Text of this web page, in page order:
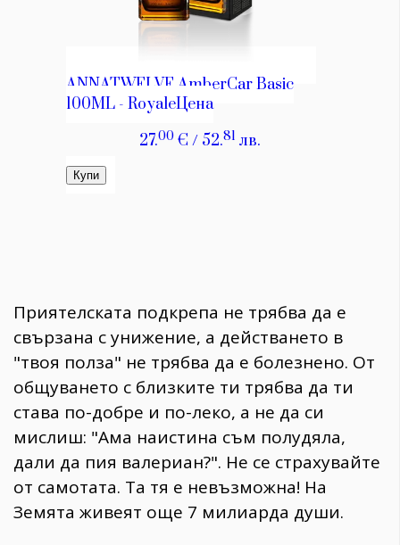
Приятелската подкрепа не трябва да е
свързана с унижение, а действането в
"твоя полза" не трябва да е болезнено. От
общуването с близките ти трябва да ти
става по-добре и по-леко, а не да си
мислиш: "Ама наистина съм полудяла,
дали да пия валериан?". Не се страхувайте
от самотата. Та тя е невъзможна! На
Земята живеят още 7 милиарда души.